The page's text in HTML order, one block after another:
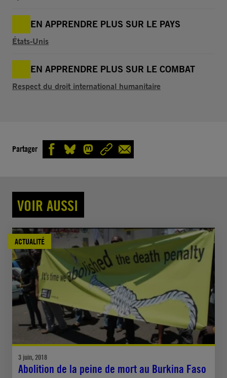
EN APPRENDRE PLUS SUR LE PAYS
États-Unis
EN APPRENDRE PLUS SUR LE COMBAT
Respect du droit international humanitaire
Partager
VOIR AUSSI
ACTUALITÉ
3 juin, 2018
Abolition de la peine de mort au Burkina Faso